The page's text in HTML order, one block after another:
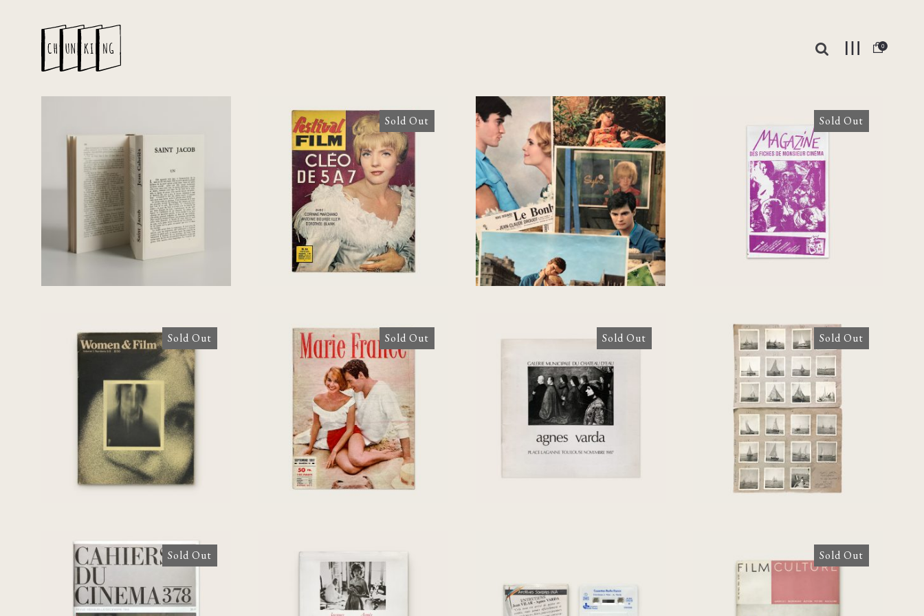
0
Saint Jacob
€ 75,00
Sold Out
Festival Film N.16: Cléo
de 5 à 7. Cinéroman
[Agnès Varda]
Le Bonheur [Lobby
Cards]
€70,00
Sold Out
Magazine des Fiches de
Monsieur Cinéma –
Numéro 28, 1986 [Agnès
Varda]
Sold Out
Women & Film: Volume 1,
Numbers 5-6 [Agnès
Varda]
Sold Out
Marie France: Septembre
1957, Numéro 18 [Agnès
Varda][Don Quichotte]
Sold Out
Agnes Varda: Place
Laganne Toulouse
Novembre 1987
Sold Out
Regates de Mèze Aout
1951 [24 phortographs]
Sold Out
Cahiers du Cinéma N°378
Jacques Demy / Agnès
Varda
Entretiens: Jean Vilar –
Agnès Varda
Sold Out
FILM CULTURE No. 42
Fall 1966: N.Y. Film